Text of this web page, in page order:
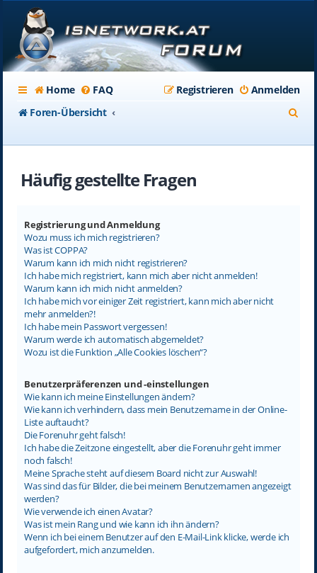
Home FAQ Anmelden
Registrieren
Foren-Übersicht
Häufig gestellte Fragen
Registrierung und Anmeldung
Wozu muss ich mich registrieren?
Was ist COPPA?
Warum kann ich mich nicht registrieren?
Ich habe mich registriert, kann mich aber nicht anmelden!
Warum kann ich mich nicht anmelden?
Ich habe mich vor einiger Zeit registriert, kann mich aber nicht
mehr anmelden?!
Ich habe mein Passwort vergessen!
Warum werde ich automatisch abgemeldet?
Wozu ist die Funktion „Alle Cookies löschen“?
Benutzerpräferenzen und -einstellungen
Wie kann ich meine Einstellungen ändern?
Wie kann ich verhindern, dass mein Benutzername in der Online-
Liste auftaucht?
Die Forenuhr geht falsch!
Ich habe die Zeitzone eingestellt, aber die Forenuhr geht immer
noch falsch!
Meine Sprache steht auf diesem Board nicht zur Auswahl!
Was sind das für Bilder, die bei meinem Benutzernamen angezeigt
werden?
Wie verwende ich einen Avatar?
Was ist mein Rang und wie kann ich ihn ändern?
Wenn ich bei einem Benutzer auf den E-Mail-Link klicke, werde ich
aufgefordert, mich anzumelden.